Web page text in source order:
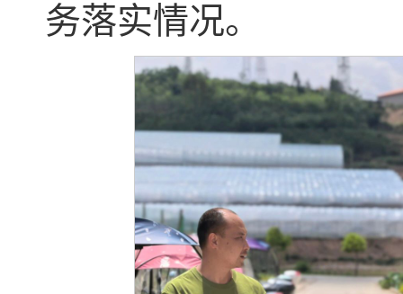
务落实情况。